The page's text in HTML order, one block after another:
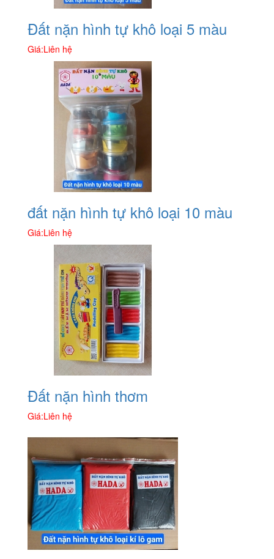
Đất nặn hình tự khô loại 5 màu
Giá:Liên hệ
đất nặn hình tự khô loại 10 màu
Giá:Liên hệ
Đất nặn hình thơm
Giá:Liên hệ